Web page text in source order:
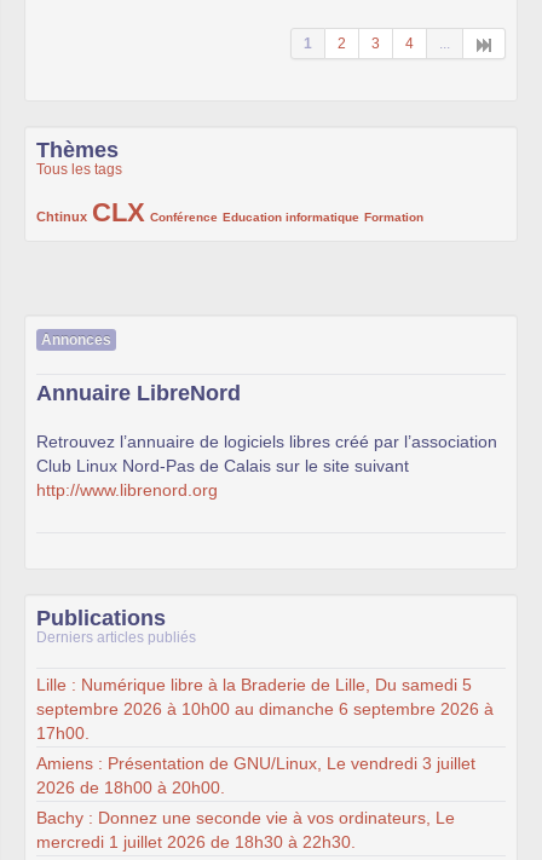
1 2 3 4 ...
Thèmes
Tous les tags
Chtinux
222/1002CLX
1002/1002 Conférence
132/1002 Education informatique
119/1002 Formation
168/1002
Annonces
Annuaire LibreNord
Retrouvez l’annuaire de logiciels libres créé par l’association
Club Linux Nord-Pas de Calais sur le site suivant
http://www.librenord.org
Publications
Derniers articles publiés
Lille : Numérique libre à la Braderie de Lille, Du samedi 5
septembre 2026 à 10h00 au dimanche 6 septembre 2026 à
17h00.
Amiens : Présentation de GNU/Linux, Le vendredi 3 juillet
2026 de 18h00 à 20h00.
Bachy : Donnez une seconde vie à vos ordinateurs, Le
mercredi 1 juillet 2026 de 18h30 à 22h30.